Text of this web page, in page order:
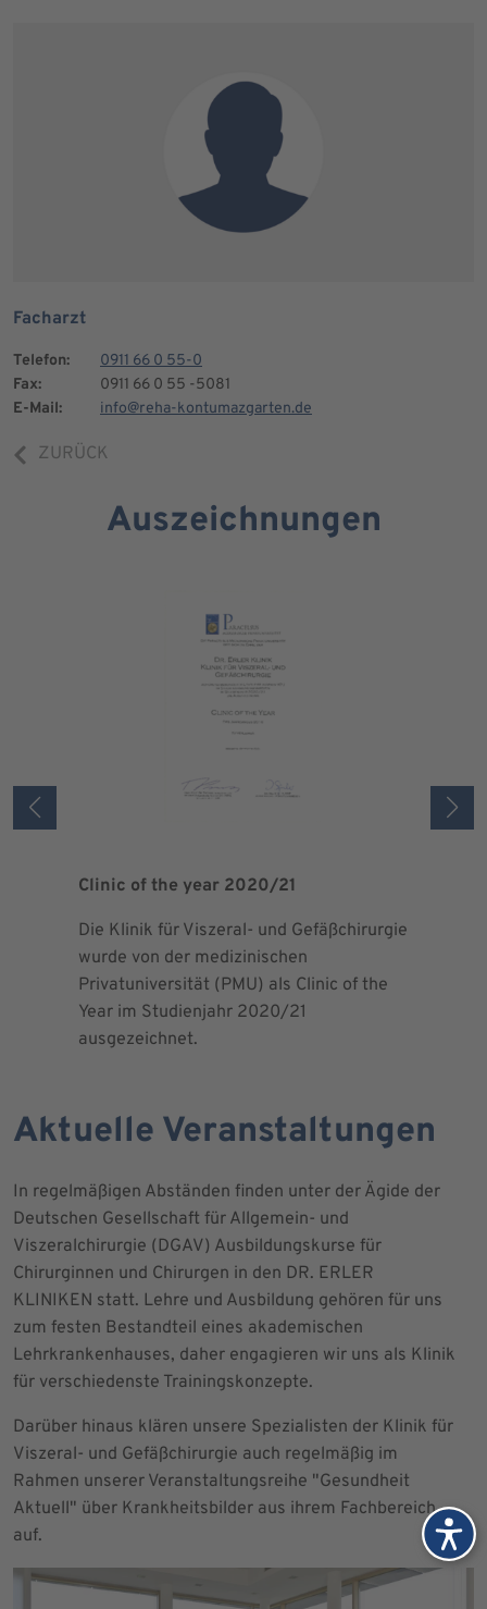
Facharzt
Telefon:
0911 66 0 55-0
Fax:
0911 66 0 55 -5081
E-Mail:
info@reha-kontumazgarten.de
ZURÜCK
Auszeichnungen
Clinic of the year 2020/21
Die Klinik für Viszeral- und Gefäßchirurgie
wurde von der medizinischen
Privatuniversität (PMU) als Clinic of the
Year im Studienjahr 2020/21
ausgezeichnet.
Aktuelle Veranstaltungen
In regelmäßigen Abständen finden unter der Ägide der
Deutschen Gesellschaft für Allgemein- und
Viszeralchirurgie (DGAV) Ausbildungskurse für
Chirurginnen und Chirurgen in den DR. ERLER
KLINIKEN statt. Lehre und Ausbildung gehören für uns
zum festen Bestandteil eines akademischen
Lehrkrankenhauses, daher engagieren wir uns als Klinik
für verschiedenste Trainingskonzepte.
Darüber hinaus klären unsere Spezialisten der Klinik für
Viszeral- und Gefäßchirurgie auch regelmäßig im
Rahmen unserer Veranstaltungsreihe "Gesundheit
Aktuell" über Krankheitsbilder aus ihrem Fachbereich
auf.